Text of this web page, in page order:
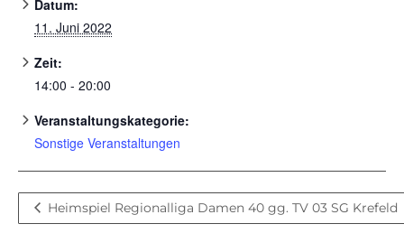
Datum:
11. Juni 2022
Zeit:
14:00 - 20:00
Veranstaltungskategorie:
Sonstige Veranstaltungen
Heimspiel Regionalliga Damen 40 gg. TV 03 SG Krefeld